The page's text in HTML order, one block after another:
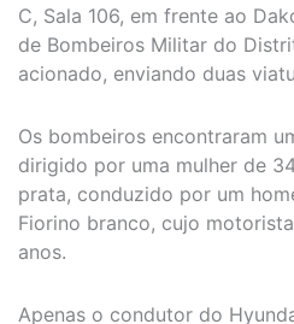
C, Sala 106, em frente ao
de Bombeiros Militar do
acionado, enviando duas
Os bombeiros encontraram
dirigido por uma mulher de
prata, conduzido por um
Fiorino branco, cujo
anos.
Apenas o condutor do